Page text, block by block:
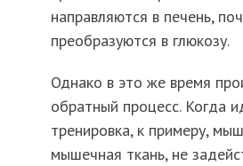
направляются в печень,
преобразуются в глюкозу.
Однако в это же время
обратный процесс. Когда
тренировка, к примеру,
мышечная ткань, не